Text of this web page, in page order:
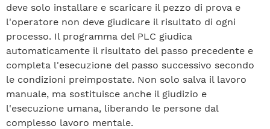
deve solo installare e scaricare il pezzo di prova e
l'operatore non deve giudicare il risultato di ogni
processo. Il programma del PLC giudica
automaticamente il risultato del passo precedente e
completa l'esecuzione del passo successivo secondo
le condizioni preimpostate. Non solo salva il lavoro
manuale, ma sostituisce anche il giudizio e
l'esecuzione umana, liberando le persone dal
complesso lavoro mentale.